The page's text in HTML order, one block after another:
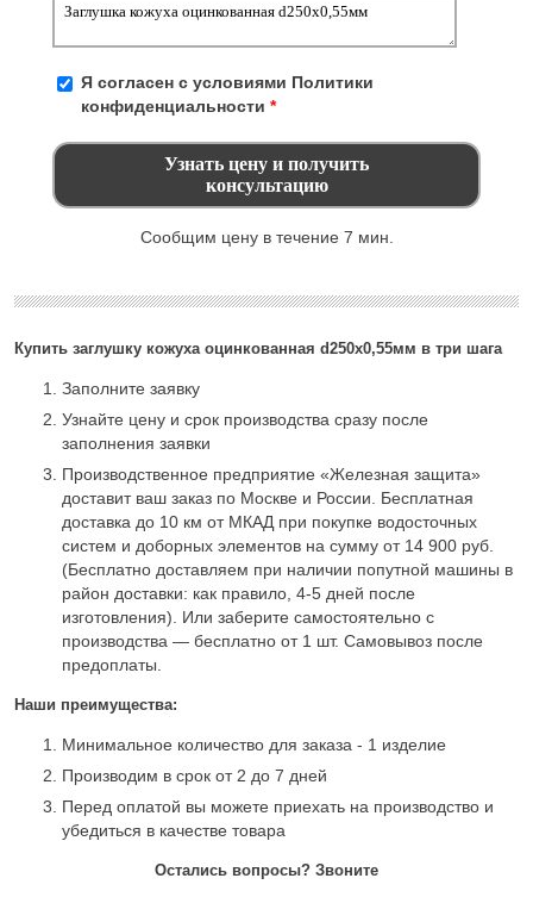
Купить заглушку кожуха оцинкованная d250х0,55мм в три шага
Заполните заявку
Узнайте цену и срок производства сразу после
заполнения заявки
Производственное предприятие «Железная защита»
доставит ваш заказ по Москве и России. Бесплатная
доставка до 10 км от МКАД при покупке водосточных
систем и доборных элементов на сумму от 14 900 руб.
(Бесплатно доставляем при наличии попутной машины в
район доставки: как правило, 4-5 дней после
изготовления). Или заберите самостоятельно с
производства — бесплатно от 1 шт. Самовывоз после
предоплаты.
Наши преимущества:
Минимальное количество для заказа - 1 изделие
Производим в срок от 2 до 7 дней
Перед оплатой вы можете приехать на производство и
убедиться в качестве товара
Я согласен с условиями Политики
конфиденциальности *
Сообщим цену в течение 7 мин.
Остались вопросы? Звоните